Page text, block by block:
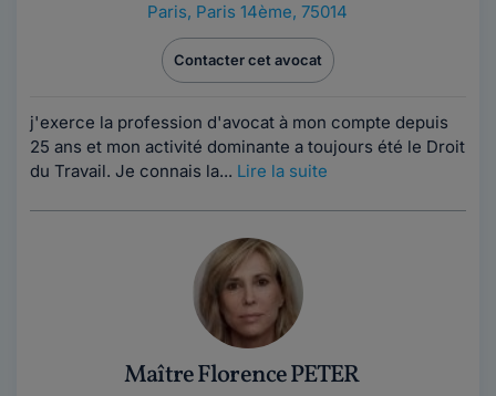
Paris, Paris 14ème, 75014
Contacter cet avocat
j'exerce la profession d'avocat à mon compte depuis
25 ans et mon activité dominante a toujours été le Droit
du Travail. Je connais la... Lire la suite
Maître Florence PETER